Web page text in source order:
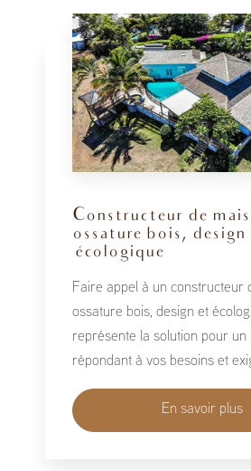
Constructeur de
ossature bois, design
écologique
Faire appel à un constructeur
ossature bois, design et
représente la solution pour un
répondant à vos besoins et
En savoir plus